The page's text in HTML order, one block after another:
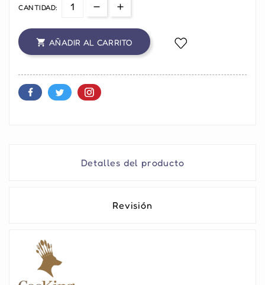
CANTIDAD:
 AÑADIR AL CARRITO
Detalles del producto
Revisión